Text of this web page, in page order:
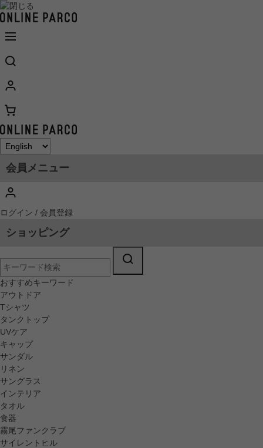
会員メニュー
ログイン / 会員登録
ショッピング
おすすめキーワード
アウトドア
Tシャツ
タンクトップ
UVケア
キャップ
サンダル
リネン
サングラス
インテリア
タオル
食器
霧尾ファンクラブ
サイレントヒル